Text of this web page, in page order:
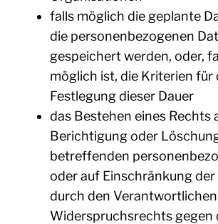
falls möglich die geplante
die personenbezogenen
gespeichert werden, oder,
möglich ist, die Kriterien für
Festlegung dieser Dauer
das Bestehen eines Rechts
Berichtigung oder
betreffenden
oder auf Einschränkung
durch den
Widerspruchsrechts gegen